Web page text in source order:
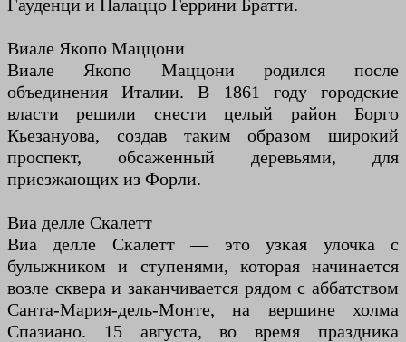
Гауденци и Палаццо Геррини Братти.
Виале Якопо Маццони
Виале Якопо Маццони родился после
объединения Италии. В 1861 году городские
власти решили снести целый район Борго
Кьезануова, создав таким образом широкий
проспект, обсаженный деревьями, для
приезжающих из Форли.
Виа делле Скалетт
Виа делле Скалетт — это узкая улочка с
булыжником и ступенями, которая начинается
возле сквера и заканчивается рядом с аббатством
Санта-Мария-дель-Монте, на вершине холма
Спазиано. 15 августа, во время праздника